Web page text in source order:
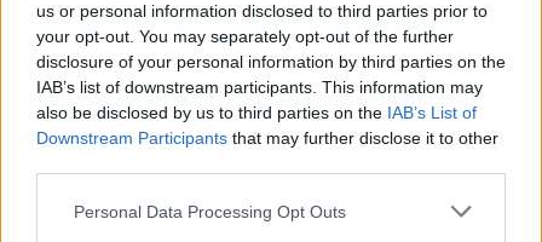
us or personal information disclosed to third parties prior to
your opt-out. You may separately opt-out of the further
disclosure of your personal information by third parties on the
IAB’s list of downstream participants. This information may
also be disclosed by us to third parties on the IAB’s List of
Downstream Participants that may further disclose it to other
Please note that this website/app uses one or more Google
Personal Data Processing Opt Outs
Követem
PELLER MARIANN